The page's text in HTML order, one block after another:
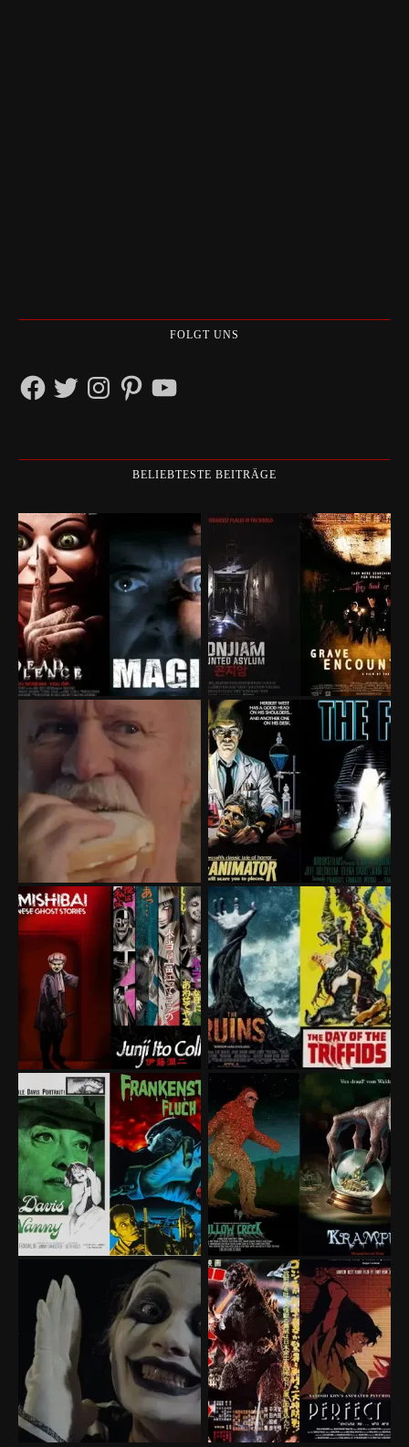
FOLGT UNS
Facebook
TwitterInstagramPinterestYouTube
BELIEBTESTE BEITRÄGE